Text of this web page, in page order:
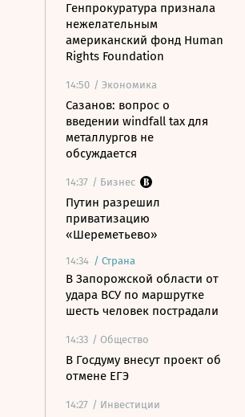
Генпрокуратура признала
нежелательным
американский фонд Human
Rights Foundation
14:50 / Экономика
Сазанов: вопрос о
введении windfall tax для
металлургов не
обсуждается
14:37 / Бизнес
Путин разрешил
приватизацию
«Шереметьево»
14:34 / Страна
В Запорожской области от
удара ВСУ по маршрутке
шесть человек пострадали
14:33 / Общество
В Госдуму внесут проект об
отмене ЕГЭ
14:27 / Инвестиции